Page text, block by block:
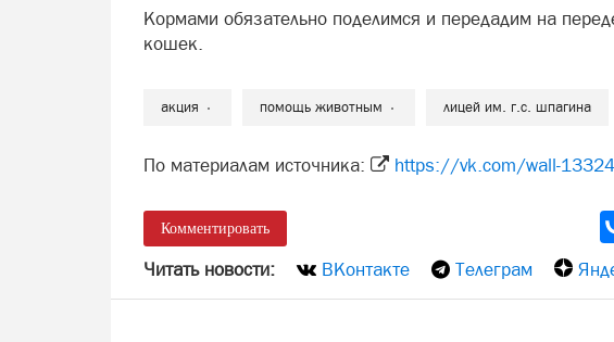
Кормами обязательно поделимся и передадим на
кошек.
акция помощь животным лицей им. г.с. шпагина
По материалам источника: https://vk.com/wall-
Комментировать
Читать новости: ВКонтакте Телеграм